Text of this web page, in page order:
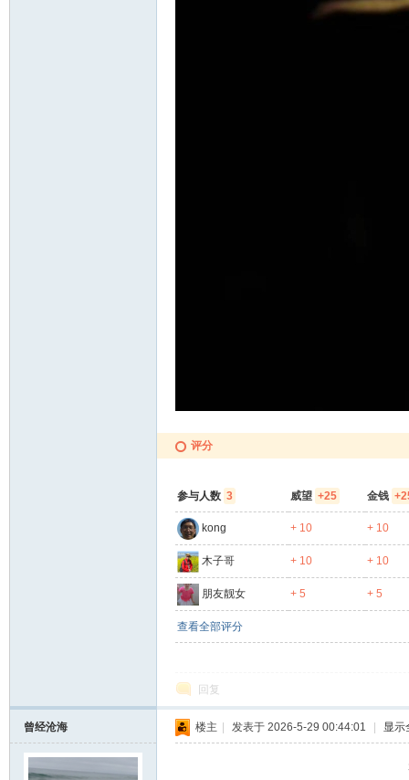
评分
参与人数 3 威望 +25 金钱
kong + 10 + 10
木子哥 + 10 + 10
朋友靓女 + 5 + 5
查看全部评分
回复
曾经沧海 楼主 发表于 2026-5-29 00:44:01 显示